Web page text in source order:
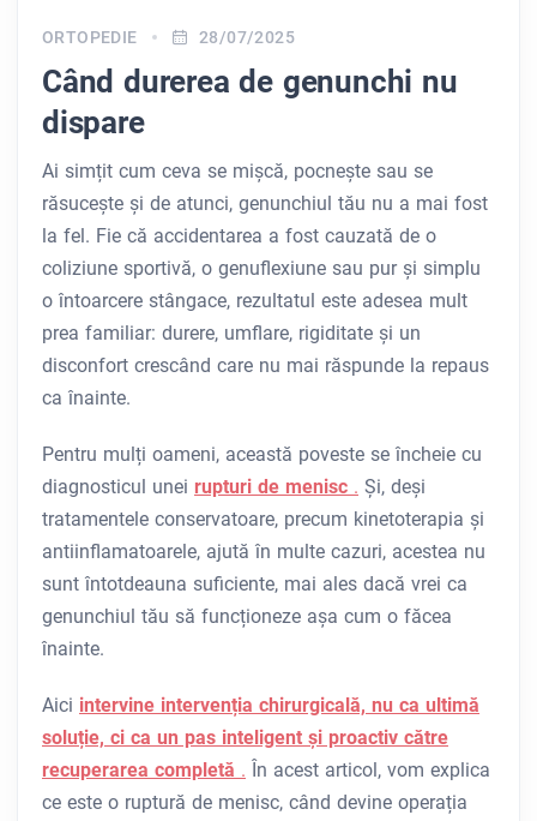
ORTOPEDIE 28/07/2025
Când durerea de genunchi nu
dispare
Ai simțit cum ceva se mișcă, pocnește sau se
răsucește și de atunci, genunchiul tău nu a mai fost
la fel. Fie că accidentarea a fost cauzată de o
coliziune sportivă, o genuflexiune sau pur și simplu
o întoarcere stângace, rezultatul este adesea mult
prea familiar: durere, umflare, rigiditate și un
disconfort crescând care nu mai răspunde la repaus
ca înainte.
Pentru mulți oameni, această poveste se încheie cu
diagnosticul unei rupturi de menisc . Și, deși
tratamentele conservatoare, precum kinetoterapia și
antiinflamatoarele, ajută în multe cazuri, acestea nu
sunt întotdeauna suficiente, mai ales dacă vrei ca
genunchiul tău să funcționeze așa cum o făcea
înainte.
Aici intervine intervenția chirurgicală, nu ca ultimă
soluție, ci ca un pas inteligent și proactiv către
recuperarea completă . În acest articol, vom explica
ce este o ruptură de menisc, când devine operația